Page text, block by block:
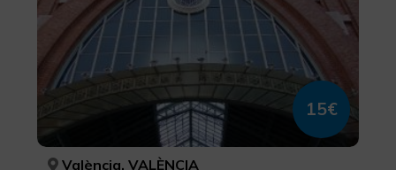
15€
València, VALÈNCIA